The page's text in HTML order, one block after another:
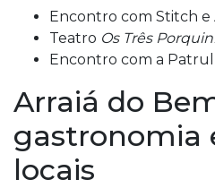
Encontro com Stitch e
Teatro Os Três
Encontro com a
Arraiá do
gastronomia
locais